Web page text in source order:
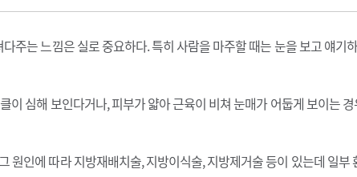
주는 느낌은 실로 중요하다. 특히 사람을 마주할 때는 눈을 보고 얘
이 심해 보인다거나, 피부가 얇아 근육이 비쳐 눈매가 어둡게 보이는
원인에 따라 지방재배치술, 지방이식술, 지방제거술 등이 있는데 일